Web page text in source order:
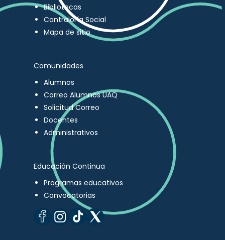
Bibliotecas
Contraloría Social
Mapa de sitio
Comunidades
Alumnos
Correo Alumnos UAQ
Solicitud Correo
Docentes
Administrativos
Educación Continua
Programas educativos
Convocatorias